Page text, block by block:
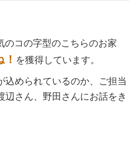
のコの字型のこちらのお家
を獲得しています。
込められているのか、ご担当
辺さん、野田さんにお話をき